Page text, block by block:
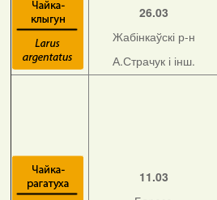
26.03
Жабінкаўскі р-н
А.Страчук і інш.
11.03